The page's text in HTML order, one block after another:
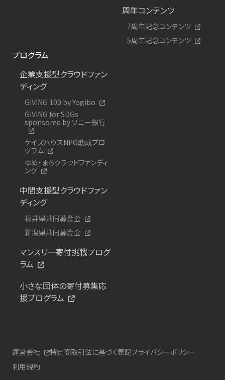
周年コンテンツ
7周年記念コンテンツ
5周年記念コンテンツ
プログラム
企業支援型クラウドファン
ディング
GIVING 100 by Yogibo
GIVING for SDGs
sponsored by ソニー銀行
ケイズハウスNPO助成プロ
グラム
ゆめ・まちクラウドファンディ
ング
中間支援型クラウドファン
ディング
福井県共同募金会
新潟県共同募金会
マンスリー寄付挑戦プログ
ラム
小さな団体の寄付募集応
援プログラム
運営会社 特定商取引法に基づく表記プライバシーポリシー
利用規約